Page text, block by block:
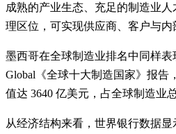
成熟的产业生态、充足的制造业
理区位，可实现供应商、客户与内
墨西哥在全球制造业排名中同样表
Global《全球十大制造国家》报告
值达 3640 亿美元，占全球制造业
从经济结构来看，世界银行数据显